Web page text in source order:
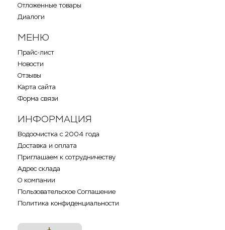
Отложенные товары
Диалоги
МЕНЮ
Прайс-лист
Новости
Отзывы
Карта сайта
Форма связи
ИНФОРМАЦИЯ
Водоочистка с 2004 года
Доставка и оплата
Приглашаем к сотрудничеству
Адрес склада
О компании
Пользовательское Соглашение
Политика конфиденциальности